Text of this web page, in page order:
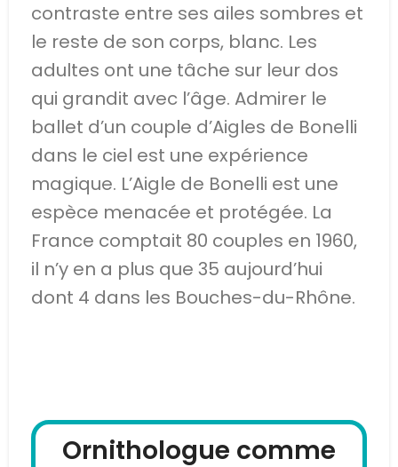
contraste entre ses ailes sombres et
le reste de son corps, blanc. Les
adultes ont une tâche sur leur dos
qui grandit avec l’âge. Admirer le
ballet d’un couple d’Aigles de Bonelli
dans le ciel est une expérience
magique. L’Aigle de Bonelli est une
espèce menacée et protégée. La
France comptait 80 couples en 1960,
il n’y en a plus que 35 aujourd’hui
dont 4 dans les Bouches-du-Rhône.
Ornithologue comme